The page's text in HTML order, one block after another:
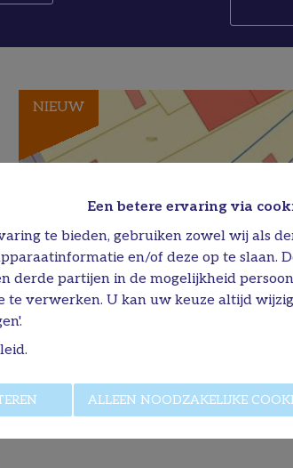
Een betere ervaring via
te bieden, gebruiken zowel wij als
en/of deze op te slaan.
derde partijen in de mogelijkheid
te verwerken. U kan uw keuze altijd
.
ALLEEN NOODZAKELIJKE
NIEUW
932 m²